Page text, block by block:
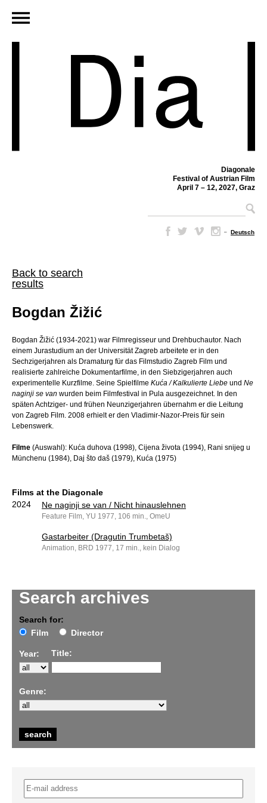
Diagonale
Festival of Austrian Film
April 7 – 12, 2027, Graz
– Deutsch
Back to search
results
Search archives
Search for:
Film
Director
Year: Title:
Genre:
Bogdan Žižić
Bogdan Žižić (1934-2021) war Filmregisseur und Drehbuchautor. Nach
einem Jurastudium an der Universität Zagreb arbeitete er in den
Sechzigerjahren als Dramaturg für das Filmstudio Zagreb Film und
realisierte zahlreiche Dokumentarfilme, in den Siebzigerjahren auch
experimentelle Kurzfilme. Seine Spielfilme Kuća / Kalkulierte Liebe und Ne
naginji se van wurden beim Filmfestival in Pula ausgezeichnet. In den
späten Achtziger- und frühen Neunzigerjahren übernahm er die Leitung
von Zagreb Film. 2008 erhielt er den Vladimir-Nazor-Preis für sein
Lebenswerk.
Filme (Auswahl): Kuća duhova (1998), Cijena života (1994), Rani snijeg u
Münchenu (1984), Daj što daš (1979), Kuća (1975)
Films at the Diagonale
2024
Ne naginji se van / Nicht hinauslehnen
Feature Film, YU 1977, 106 min., OmeU
Gastarbeiter (Dragutin Trumbetaš)
Animation, BRD 1977, 17 min., kein Dialog